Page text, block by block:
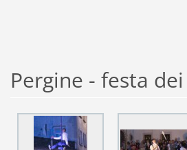
Pergine - festa